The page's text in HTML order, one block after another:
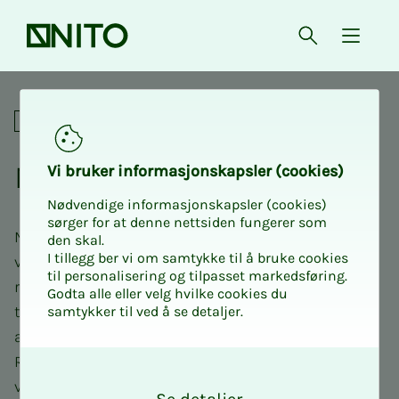
Forsiden Åpne søk
{
Lokalavdelingene i NITO
NITO Ro­­­ga­land
NITO Rogaland er en av 19 lokalavdelinger i NITO, og
vi jobber for å støtte og utvikle våre medlemmer i
regionen. Vår avdeling ledes av engasjerte
tillitsvalgte som er valgt lokalt, med god hjelp av
ansatte på NITO-kontoret i Stavanger. NITO
Rogaland jobber tett med de andre avdelingene i
vest for å lage et bredt tilbud for alle
Vi bru­­­ker in­­­for­­­ma­­­sjons­­­kaps­­­­­ler (cookies)
Nødvendige informasjonskapsler (cookies)
sørger for at denne nettsiden fungerer som
den skal.
I tillegg ber vi om samtykke til å bruke cookies
til personalisering og tilpasset markedsføring.
Godta alle eller velg hvilke cookies du
samtykker til ved å se detaljer.